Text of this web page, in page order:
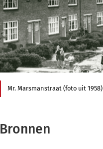
Mr. Marsmanstraat (foto uit 1958)
Bronnen